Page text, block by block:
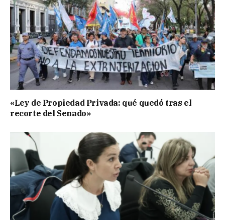
«Ley de Propiedad Privada: qué quedó tras el
recorte del Senado»